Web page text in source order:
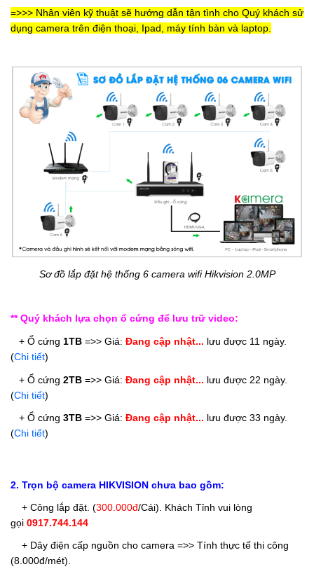
=>>> Nhân viên kỹ thuật sẽ hướng dẫn tận tình cho Quý khách sử
dụng camera trên điện thoại, Ipad, máy tính bàn và laptop.
Sơ đồ lắp đặt hệ thống 6 camera wifi Hikvision 2.0MP
** Quý khách lựa chọn ổ cứng để lưu trữ video:
+ Ổ cứng 1TB =>> Giá: Đang cập nhật...
(Chi tiết)
+ Ổ cứng 2TB =>> Giá: Đang cập nhật...
(Chi tiết)
+ Ổ cứng 3TB =>> Giá: Đang cập nhật...
(Chi tiết)
2. Trọn bộ camera HIKVISION chưa bao gồm:
+ Công lắp đặt. (300.000đ/Cái). Khách Tỉnh vui lòng
gọi 0917.744.144
+ Dây điện cấp nguồn cho camera =>> Tính thực tế thi công
(8.000đ/mét).